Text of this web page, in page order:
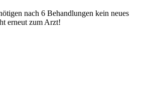
nach 6 Behandlungen kein neues
erneut zum Arzt!